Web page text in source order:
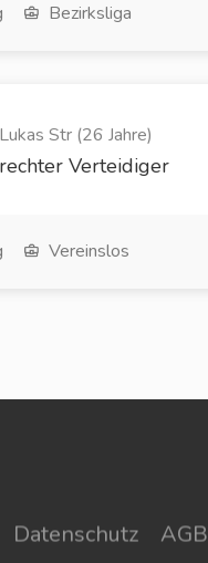
Bezirksliga
Lukas Str (26 Jahre)
rechter Verteidiger
Vereinslos
Datenschutz AGB